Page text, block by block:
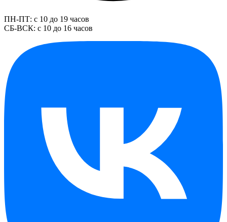
ПН-ПТ: с 10 до 19 часов
СБ-ВСК: с 10 до 16 часов